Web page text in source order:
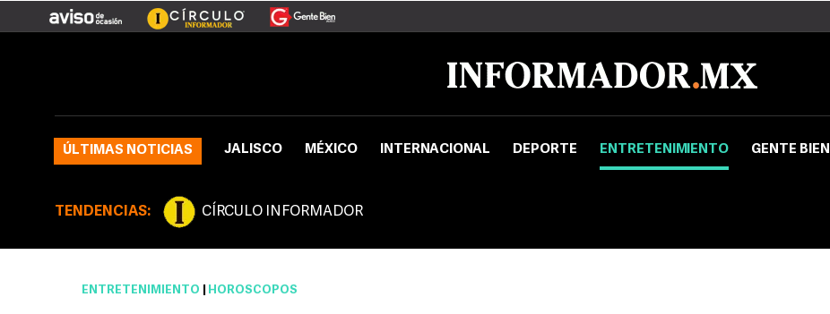
ÚLTIMAS NOTICIAS JALISCO MÉXICO INTERNACIONAL DEPORTE ENTRETENIMIENTO GENTE BIEN
TENDENCIAS: CÍRCULO INFORMADOR
ENTRETENIMIENTO HORÓSCOPOS